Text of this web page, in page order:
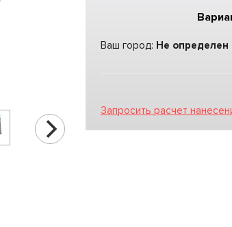
Ваш город: Не определен
Запросить расчет